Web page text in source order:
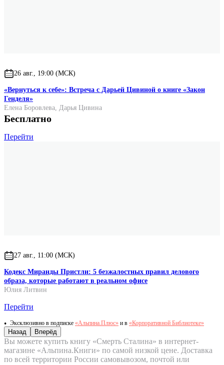
26 авг., 19:00 (МСК)
«Вернуться к себе»: Встреча с Дарьей Цивиной о книге «Закон
Генделя»
Елена Боровлева, Дарья Цивина
Бесплатно
Перейти
27 авг., 11:00 (МСК)
Кодекс Миранды Пристли: 5 безжалостных правил делового
образа, которые работают в реальном офисе
Юлия Литвин
Перейти
Эксклюзивно в подписке «Альпина.Плюс» и в «Корпоративной Библиотеке»
Назад Вперёд
Вы можете купить книгу «Смерть Сталина» в интернет-
магазине «Альпина.Книги» по самой низкой цене. Доставка
по всей территории России самовывозом, почтой или